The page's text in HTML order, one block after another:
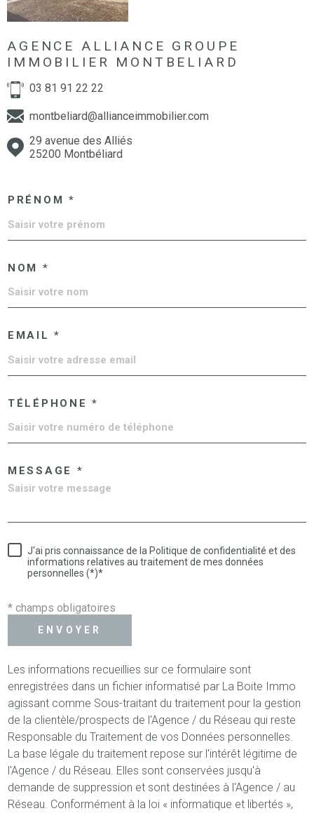
AGENCE ALLIANCE GROUPE
IMMOBILIER MONTBELIARD
03 81 91 22 22
montbeliard@allianceimmobilier.com
29 avenue des Alliés
25200 Montbéliard
PRÉNOM *
NOM *
EMAIL *
TÉLÉPHONE *
MESSAGE *
J'ai pris connaissance de la Politique de confidentialité et des
informations relatives au traitement de mes données
personnelles (*)*
* champs obligatoires
ENVOYER
Les informations recueillies sur ce formulaire sont
enregistrées dans un fichier informatisé par La Boite Immo
agissant comme Sous-traitant du traitement pour la gestion
de la clientèle/prospects de l'Agence / du Réseau qui reste
Responsable du Traitement de vos Données personnelles.
La base légale du traitement repose sur l'intérêt légitime de
l'Agence / du Réseau. Elles sont conservées jusqu'à
demande de suppression et sont destinées à l'Agence / au
Réseau. Conformément à la loi « informatique et libertés »,